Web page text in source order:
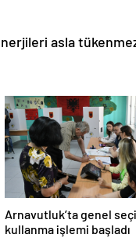
asla
Arnavutluk’ta genel
kullanma işlemi başladı